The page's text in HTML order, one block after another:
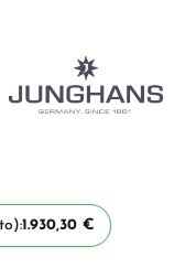
1.930,30 €